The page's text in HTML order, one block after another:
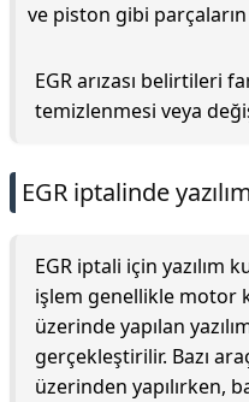
ve piston gibi
EGR arızası belirtileri
temizlenmesi veya
EGR iptalinde
EGR iptali için yazılım
işlem genellikle motor
üzerinde yapılan
gerçekleştirilir. Bazı
üzerinden yapılırken,